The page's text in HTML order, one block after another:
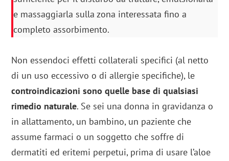
e massaggiarla sulla zona interessata fino a
completo assorbimento.
Non essendoci effetti collaterali specifici (al netto
di un uso eccessivo o di allergie specifiche), le
controindicazioni sono quelle base di qualsiasi
rimedio naturale. Se sei una donna in gravidanza o
in allattamento, un bambino, un paziente che
assume farmaci o un soggetto che soffre di
dermatiti ed eritemi perpetui, prima di usare l’aloe